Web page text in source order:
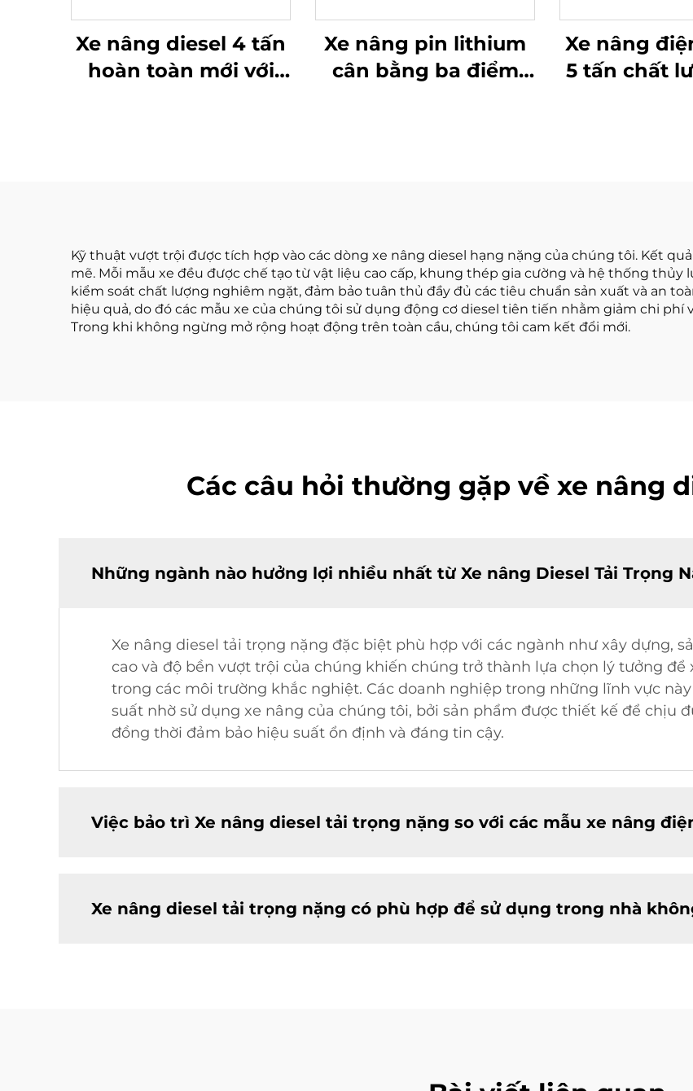
Xe nâng diesel 4 tấn
hoàn toàn mới với
Xe nâng pin lithium
cân bằng ba điểm
Xe nâng
5 tấn chất
Kỹ thuật vượt trội được tích hợp vào các dòng xe nâng diesel hạng nặng của chúng tôi. Kết
mẽ. Mỗi mẫu xe đều được chế tạo từ vật liệu cao cấp, khung thép gia cường và hệ thống thủy
kiểm soát chất lượng nghiêm ngặt, đảm bảo tuân thủ đầy đủ các tiêu chuẩn sản xuất và an
hiệu quả, do đó các mẫu xe của chúng tôi sử dụng động cơ diesel tiên tiến nhằm giảm chi
Trong khi không ngừng mở rộng hoạt động trên toàn cầu, chúng tôi cam kết đổi mới.
Các câu hỏi thường gặp về xe nâng
Những ngành nào hưởng lợi nhiều nhất từ Xe nâng Diesel Tải Trọng
Xe nâng diesel tải trọng nặng đặc biệt phù hợp với các ngành như xây dựng,
cao và độ bền vượt trội của chúng khiến chúng trở thành lựa chọn lý tưởng để
trong các môi trường khắc nghiệt. Các doanh nghiệp trong những lĩnh vực
suất nhờ sử dụng xe nâng của chúng tôi, bởi sản phẩm được thiết kế để chịu
đồng thời đảm bảo hiệu suất ổn định và đáng tin cậy.
Việc bảo trì Xe nâng diesel tải trọng nặng so với các mẫu xe nâng
Xe nâng diesel tải trọng nặng có phù hợp để sử dụng trong nhà